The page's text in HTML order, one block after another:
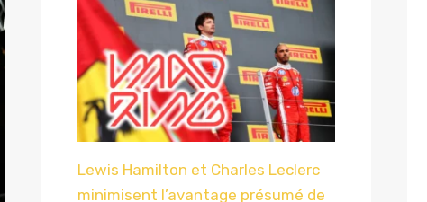
Lewis Hamilton et Charles Leclerc
minimisent l’avantage présumé de